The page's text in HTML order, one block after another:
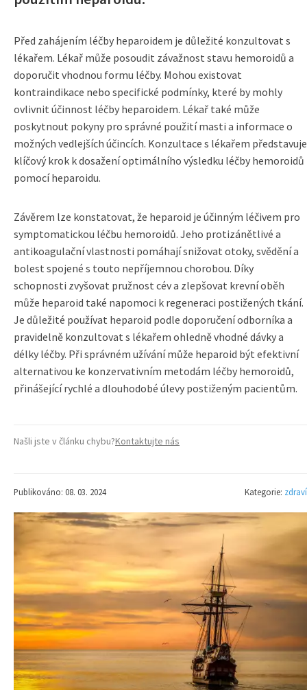
Před zahájením léčby heparoidem je důležité konzultovat s
lékařem. Lékař může posoudit závažnost stavu hemoroidů a
doporučit vhodnou formu léčby. Mohou existovat
kontraindikace nebo specifické podmínky, které by mohly
ovlivnit účinnost léčby heparoidem. Lékař také může
poskytnout pokyny pro správné použití masti a informace o
možných vedlejších účincích. Konzultace s lékařem představuje
klíčový krok k dosažení optimálního výsledku léčby hemoroidů
pomocí heparoidu.
Závěrem lze konstatovat, že heparoid je účinným léčivem pro
symptomatickou léčbu hemoroidů. Jeho protizánětlivé a
antikoagulační vlastnosti pomáhají snižovat otoky, svědění a
bolest spojené s touto nepříjemnou chorobou. Díky
schopnosti zvyšovat pružnost cév a zlepšovat krevní oběh
může heparoid také napomoci k regeneraci postižených tkání.
Je důležité používat heparoid podle doporučení odborníka a
pravidelně konzultovat s lékařem ohledně vhodné dávky a
délky léčby. Při správném užívání může heparoid být efektivní
alternativou ke konzervativním metodám léčby hemoroidů,
přinášející rychlé a dlouhodobé úlevy postiženým pacientům.
Našli jste v článku chybu?Kontaktujte nás
Publikováno: 08. 03. 2024 Kategorie: zdraví